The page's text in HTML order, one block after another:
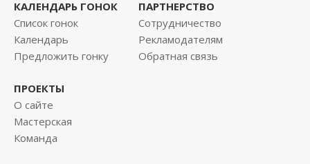
КАЛЕНДАРЬ ГОНОК
Список гонок
Календарь
Предложить гонку
ПАРТНЕРСТВО
Сотрудничество
Рекламодателям
Обратная связь
ПРОЕКТЫ
О сайте
Мастерская
Команда